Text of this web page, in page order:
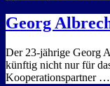
Georg
Der 23-jährige Georg
künftig nicht nur für
Kooperationspartner …